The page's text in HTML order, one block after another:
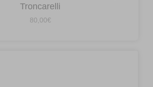
Troncarelli
80,00€